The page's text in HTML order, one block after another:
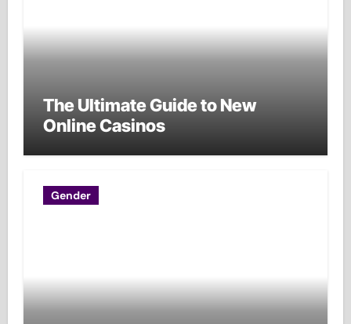
The Ultimate Guide to New
Online Casinos
Gender